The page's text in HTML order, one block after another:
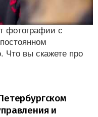
фотографии с
Что вы скажете про
и